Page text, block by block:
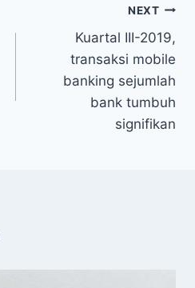
NEXT
Kuartal III-2019,
transaksi mobile
banking sejumlah
bank tumbuh
signifikan